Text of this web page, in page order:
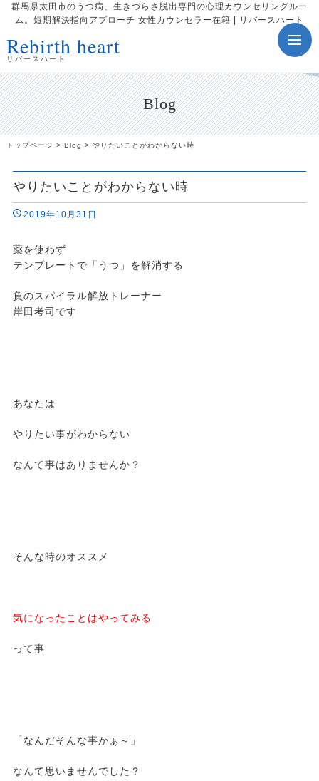
群馬県太田市のうつ病、生きづらさ脱出専門の心理カウンセリングルー
ム。短期解決指向アプローチ 女性カウンセラー在籍 | リバースハート
Rebirth heart
リバースハート
Blog
トップページ > Blog > やりたいことがわからない時
やりたいことがわからない時
2019年10月31日
薬を使わず
テンプレートで「うつ」を解消する
負のスパイラル解放トレーナー
岸田考司です
あなたは
やりたい事がわからない
なんて事はありませんか？
そんな時のオススメ
気になったことはやってみる
って事
「なんだそんな事かぁ～」
なんて思いませんでした？
toggle